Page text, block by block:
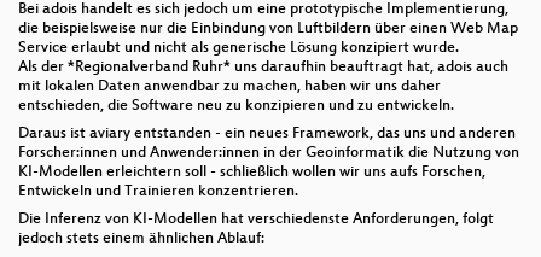
Bei adois handelt es sich jedoch um eine prototypische Implementierung,
die beispielsweise nur die Einbindung von Luftbildern über einen Web Map
Service erlaubt und nicht als generische Lösung konzipiert wurde.
Als der *Regionalverband Ruhr* uns daraufhin beauftragt hat, adois auch
mit lokalen Daten anwendbar zu machen, haben wir uns daher
entschieden, die Software neu zu konzipieren und zu entwickeln.
Daraus ist aviary entstanden - ein neues Framework, das uns und anderen
Forscher:innen und Anwender:innen in der Geoinformatik die Nutzung von
KI-Modellen erleichtern soll - schließlich wollen wir uns aufs Forschen,
Entwickeln und Trainieren konzentrieren.
Die Inferenz von KI-Modellen hat verschiedenste Anforderungen, folgt
jedoch stets einem ähnlichen Ablauf: